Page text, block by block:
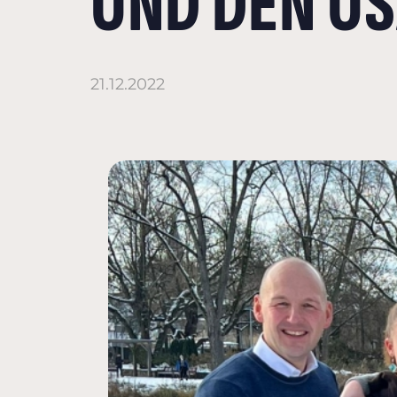
21.12.2022